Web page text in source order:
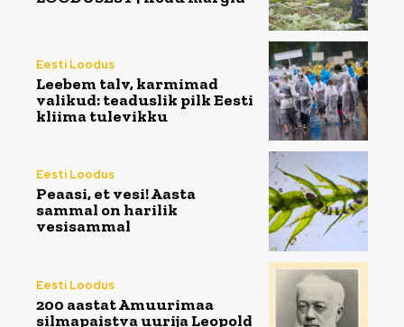
Eesti Loodus
Leebem talv, karmimad
valikud: teaduslik pilk Eesti
kliima tulevikku
Eesti Loodus
Peaasi, et vesi! Aasta
sammal on harilik
vesisammal
Eesti Loodus
200 aastat Amuurimaa
silmapaistva uurija Leopold